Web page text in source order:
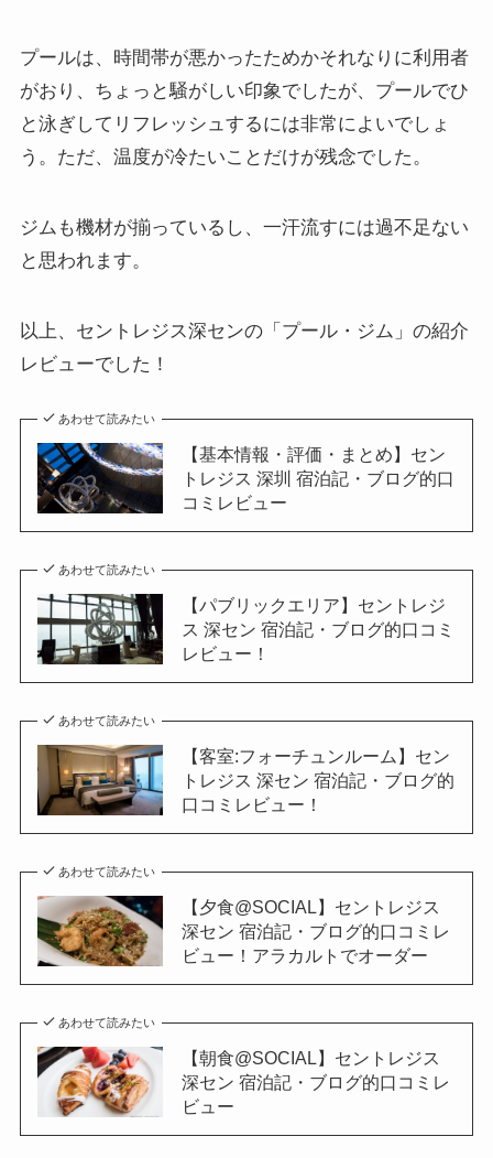
プールは、時間帯が悪かったためかそれなりに利用者
がおり、ちょっと騒がしい印象でしたが、プールでひ
と泳ぎしてリフレッシュするには非常によいでしょ
う。ただ、温度が冷たいことだけが残念でした。
ジムも機材が揃っているし、一汗流すには過不足ない
と思われます。
以上、セントレジス深センの「プール・ジム」の紹介
レビューでした！
あわせて読みたい
【基本情報・評価・まとめ】セン
トレジス 深圳 宿泊記・ブログ的口
コミレビュー
あわせて読みたい
【パブリックエリア】セントレジ
ス 深セン 宿泊記・ブログ的口コミ
レビュー！
あわせて読みたい
【客室:フォーチュンルーム】セン
トレジス 深セン 宿泊記・ブログ的
口コミレビュー！
あわせて読みたい
【夕食@SOCIAL】セントレジス
深セン 宿泊記・ブログ的口コミレ
ビュー！アラカルトでオーダー
あわせて読みたい
【朝食@SOCIAL】セントレジス
深セン 宿泊記・ブログ的口コミレ
ビュー